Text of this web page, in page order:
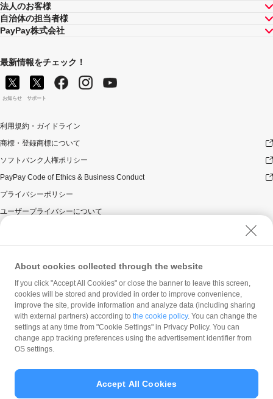
法人のお客様
自治体の担当者様
PayPay株式会社
最新情報をチェック！
お知らせ サポート
利用規約・ガイドライン
商標・登録商標について
ソフトバンク人権ポリシー
PayPay Code of Ethics & Business Conduct
プライバシーポリシー
ユーザープライバシーについて
ウェブサイト利用規約
反社会的勢力に対する方針
勧誘方針
マネロン等基本方針
カスタマーハラスメントに関する当社の考え方
About cookies collected through the website
If you click "Accept All Cookies" or close the banner to leave this screen,
cookies will be stored and provided in order to improve convenience,
improve the site, provide information and analyze data (including sharing
with external partners) according to the cookie policy. You can change the
settings at any time from "Cookie Settings" in Privacy Policy. You can
change app tracking preferences using the advertisement identifier from
OS settings.
Accept All Cookies